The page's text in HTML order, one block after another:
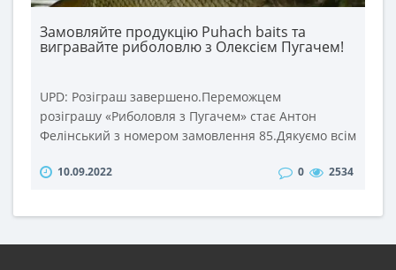
Замовляйте продукцію Puhach baits та
вигравайте риболовлю з Олексієм Пугачем!
UPD: Розіграш завершено.Переможцем
розіграшу «Риболовля з Пугачем» стає Антон
Фелінський з номером замовлення 85.Дякуємо всім
Правила участі в розіграші: 1. Зробіть замовлення
грн. з 4 до 18 вересня 2022 року. 2. При
10.09.2022 0 2534